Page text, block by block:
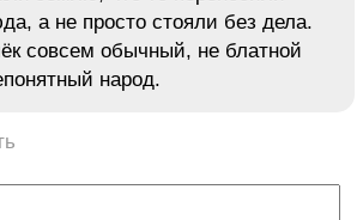
а не просто стояли без дела.
совсем обычный, не блатной
народ.